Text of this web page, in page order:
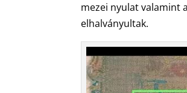
mezei nyulat valamint
elhalványultak.